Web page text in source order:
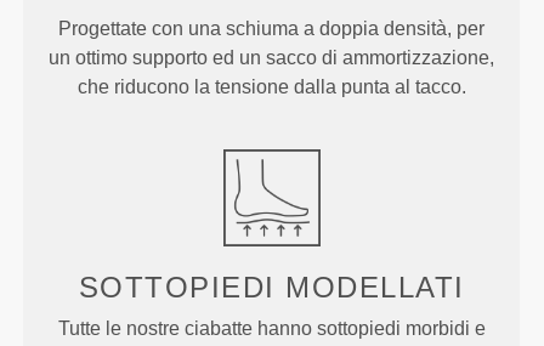
Progettate con una schiuma a doppia densità, per
un ottimo supporto ed un sacco di ammortizzazione,
che riducono la tensione dalla punta al tacco.
SOTTOPIEDI MODELLATI
Tutte le nostre ciabatte hanno sottopiedi morbidi e